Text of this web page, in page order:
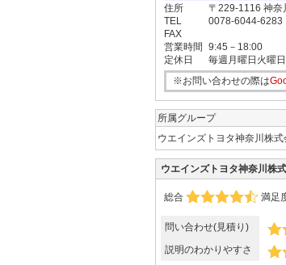
住所
〒229-1116 神奈
TEL
0078-6044-6283
FAX
営業時間
9:45－18:00
定休日
毎週月曜日火曜
※お問い合わせの際は
所属グループ
ウエインズトヨタ神奈川株式
ウエインズトヨタ神奈川
総合 満足
問い合わせ(見積り)
説明のわかりやすさ